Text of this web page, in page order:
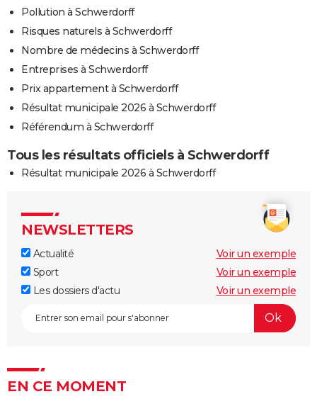
Pollution à Schwerdorff
Risques naturels à Schwerdorff
Nombre de médecins à Schwerdorff
Entreprises à Schwerdorff
Prix appartement à Schwerdorff
Résultat municipale 2026 à Schwerdorff
Référendum à Schwerdorff
Tous les résultats officiels à Schwerdorff
Résultat municipale 2026 à Schwerdorff
NEWSLETTERS
Actualité
Voir un exemple
Sport
Voir un exemple
Les dossiers d'actu
Voir un exemple
EN CE MOMENT